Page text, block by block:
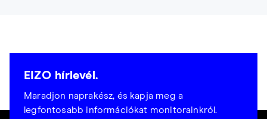
EIZO hírlevél.
Maradjon naprakész, és kapja meg a
legfontosabb információkat monitorainkról.